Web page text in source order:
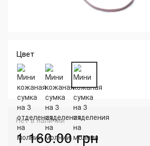
Цвет
Нет в наличии
1 160.00 грн